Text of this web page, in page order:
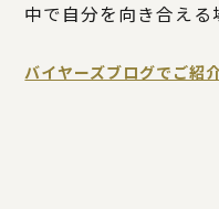
中で自分を向き合える
バイヤーズブログでご紹